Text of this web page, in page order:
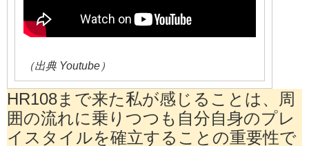
（出典 Youtube）
HR108まで来た私が感じることは、周
囲の流れに乗りつつも自分自身のプレ
イスタイルを確立することの重要性で